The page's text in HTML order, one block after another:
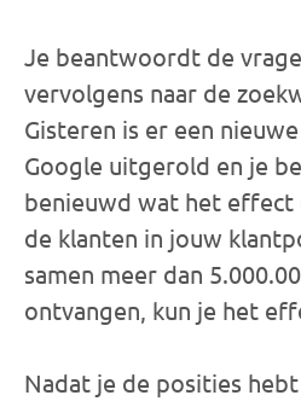
Je beantwoordt de
vervolgens naar de
Gisteren is er een
Google uitgerold en je
benieuwd wat het effect
de klanten in jouw
samen meer dan
ontvangen, kun je het
Nadat je de posities